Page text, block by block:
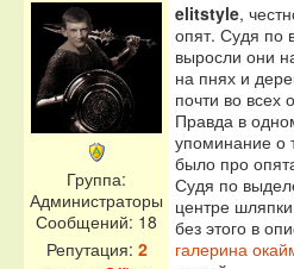
Группа:
Администраторы
Сообщений: 18
Репутация: 2
elitstyle,
опят. Судя
выросли они
на пнях и
почти во всех
Правда в
упоминание о
было про
Судя по
центре
без этого в
галерина